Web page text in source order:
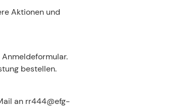
Aktionen und
bestellen.
an rr444@efg-